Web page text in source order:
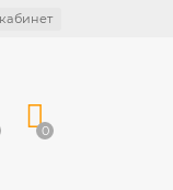
0